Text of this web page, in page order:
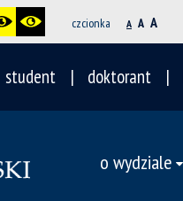
czcionka A A A
student doktorant
o wydziale